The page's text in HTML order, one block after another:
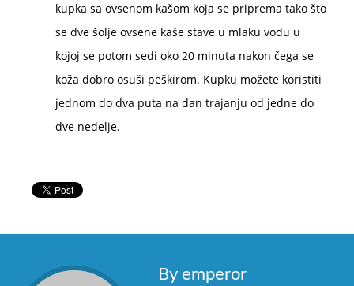
kupka sa ovsenom kašom koja se priprema tako što
se dve šolje ovsene kaše stave u mlaku vodu u
kojoj se potom sedi oko 20 minuta nakon čega se
koža dobro osuši peškirom. Kupku možete koristiti
jednom do dva puta na dan trajanju od jedne do
dve nedelje.
By emperor